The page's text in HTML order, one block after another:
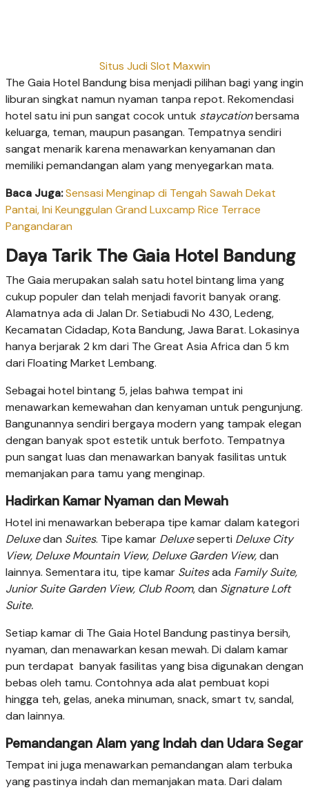
Situs Judi Slot Maxwin
The Gaia Hotel Bandung bisa menjadi pilihan bagi yang ingin
liburan singkat namun nyaman tanpa repot. Rekomendasi
hotel satu ini pun sangat cocok untuk staycationbersama
keluarga, teman, maupun pasangan. Tempatnya sendiri
sangat menarik karena menawarkan kenyamanan dan
memiliki pemandangan alam yang menyegarkan mata.
Baca Juga:Sensasi Menginap di Tengah Sawah Dekat
Pantai, Ini Keunggulan Grand Luxcamp Rice Terrace
Pangandaran
Daya Tarik The Gaia Hotel Bandung
The Gaia merupakan salah satu hotel bintang lima yang
cukup populer dan telah menjadi favorit banyak orang.
Alamatnya ada di Jalan Dr. Setiabudi No 430, Ledeng,
Kecamatan Cidadap, Kota Bandung, Jawa Barat. Lokasinya
hanya berjarak 2 km dari The Great Asia Africa dan 5 km
dari Floating Market Lembang.
Sebagai hotel bintang 5, jelas bahwa tempat ini
menawarkan kemewahan dan kenyaman untuk pengunjung.
Bangunannya sendiri bergaya modern yang tampak elegan
dengan banyak spot estetik untuk berfoto. Tempatnya
pun sangat luas dan menawarkan banyak fasilitas untuk
memanjakan para tamu yang menginap.
Hadirkan Kamar Nyaman dan Mewah
Hotel ini menawarkan beberapa tipe kamar dalam kategori
Deluxedan Suites. Tipe kamar Deluxeseperti Deluxe City
View, Deluxe Mountain View, Deluxe Garden View,dan
lainnya. Sementara itu, tipe kamar Suitesada Family Suite,
Junior Suite Garden View, Club Room, dan Signature Loft
Suite.
Setiap kamar di The Gaia Hotel Bandung pastinya bersih,
nyaman, dan menawarkan kesan mewah. Di dalam kamar
pun terdapat banyak fasilitas yang bisa digunakan dengan
bebas oleh tamu. Contohnya ada alat pembuat kopi
hingga teh, gelas, aneka minuman, snack, smart tv, sandal,
dan lainnya.
Pemandangan Alam yang Indah dan Udara Segar
Tempat ini juga menawarkan pemandangan alam terbuka
yang pastinya indah dan memanjakan mata. Dari dalam